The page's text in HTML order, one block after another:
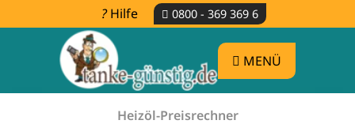
Hilfe 0800 - 369 369 6
MENÜ
Heizöl-Preisrechner